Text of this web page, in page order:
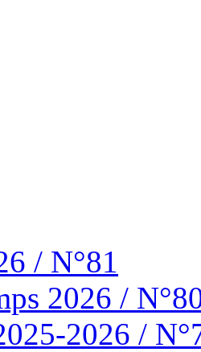
/ N°81
2026 /
2026 /